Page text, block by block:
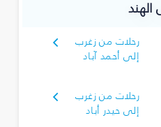
الهند
رحلات من زغرب
إلى أحمد آباد
رحلات من زغرب
إلى حيدر أباد